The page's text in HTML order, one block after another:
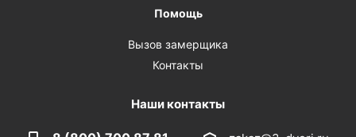
Помощь
Вызов замерщика
Контакты
Наши контакты